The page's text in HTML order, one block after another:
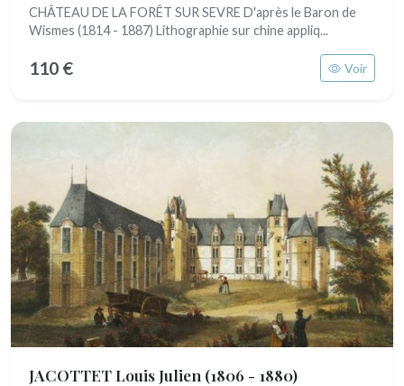
CHÂTEAU DE LA FORÊT SUR SEVRE D'après le Baron de
Wismes (1814 - 1887) Lithographie sur chine appliq...
110 € Voir
JACOTTET Louis Julien (1806 - 1880)